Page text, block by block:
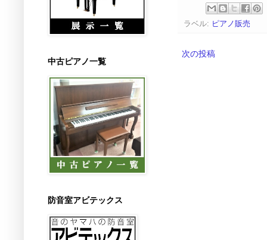
ラベル: ピアノ販売
次の投稿
中古ピアノ一覧
防音室アビテックス